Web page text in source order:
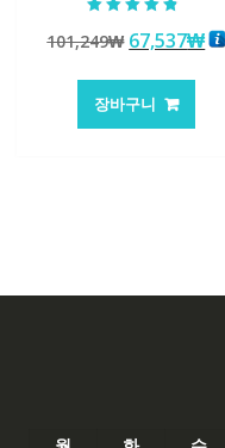
4.50
로 평가됨
101,249₩ 원
가
격:
67,537₩현
장바구니